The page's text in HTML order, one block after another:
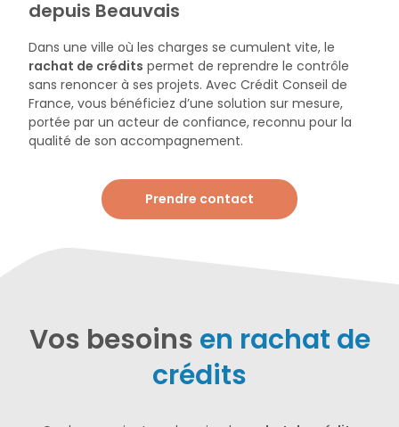
depuis Beauvais
Dans une ville où les charges se cumulent vite, le
rachat de crédits permet de reprendre le contrôle
sans renoncer à ses projets. Avec Crédit Conseil de
France, vous bénéficiez d’une solution sur mesure,
portée par un acteur de confiance, reconnu pour la
qualité de son accompagnement.
Prendre contact
Vos besoins en rachat de
crédits